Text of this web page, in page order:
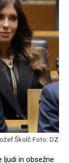
Školč Foto: DZ
ljudi in obsežne